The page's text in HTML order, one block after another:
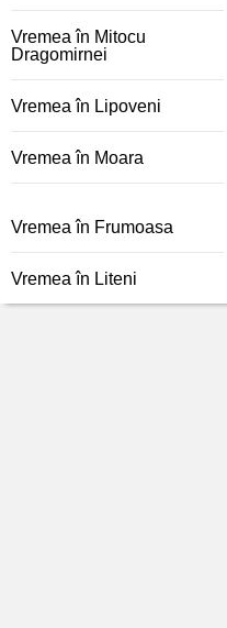
Vremea în Mitocu
Dragomirnei
Vremea în Lipoveni
Vremea în Moara
Vremea în Frumoasa
Vremea în Liteni